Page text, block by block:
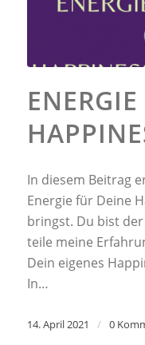
In diesem Beitrag
Energie für Deine
bringst. Du bist
teile meine
Dein eigenes
In…
14. April 2021 / 0